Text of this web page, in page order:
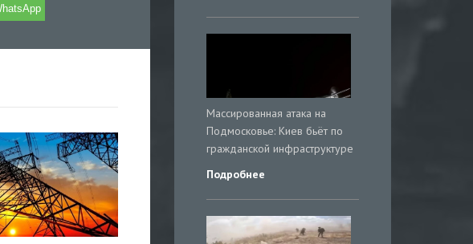
Массированная атака на
Подмосковье: Киев бьёт по
гражданской инфраструктуре
Подробнее